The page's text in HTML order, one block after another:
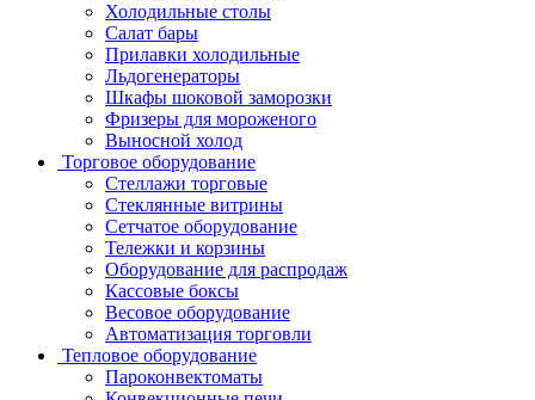
Холодильные столы
Салат бары
Прилавки холодильные
Льдогенераторы
Шкафы шоковой заморозки
Фризеры для мороженого
Выносной холод
Торговое оборудование
Стеллажи торговые
Стеклянные витрины
Сетчатое оборудование
Тележки и корзины
Оборудование для распродаж
Кассовые боксы
Весовое оборудование
Автоматизация торговли
Тепловое оборудование
Пароконвектоматы